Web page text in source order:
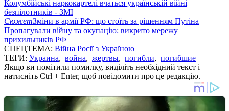
Колумбійські наркокартелі вчаться українській війні
безпілотників - ЗМІ
СюжетЗміни в армії РФ: що стоїть за рішенням Путіна
Пропагували війну та окупацію: викрито мережу
прихильників РФ
СПЕЦТЕМА: Війна Росії з Україною
ТЕГИ: Украина, война, жертвы, погибли, погибшие
Якщо ви помітили помилку, виділіть необхідний текст і
натисніть Ctrl + Enter, щоб повідомити про це редакцію.